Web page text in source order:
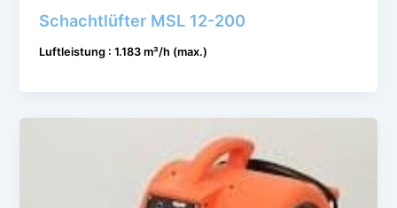
Schachtlüfter MSL 12-200
Luftleistung : 1.183 m³/h (max.)